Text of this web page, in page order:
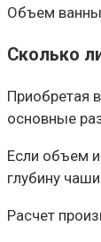
Объем ванны
Сколько
Приобретая
основные
Если объем
глубину
Расчет